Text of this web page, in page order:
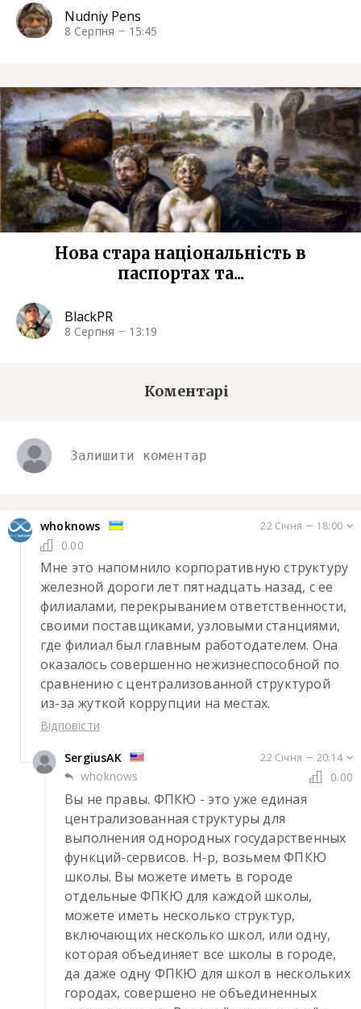
Nudniy Pens
8 Серпня 15:45
Нова стара національність в
паспортах та...
BlackPR
8 Серпня 13:19
Коментарі
whoknows 22 Січня 18:00
0.00
Мне это напомнило корпоративную структуру
железной дороги лет пятнадцать назад, с ее
филиалами, перекрыванием ответственности,
своими поставщиками, узловыми станциями,
где филиал был главным работодателем. Она
оказалось совершенно нежизнеспособной по
сравнению с централизованной структурой
из-за жуткой коррупции на местах.
Відповісти
SergiusAK 22 Січня 20:14
whoknows 0.00
Вы не правы. ФПКЮ - это уже единая
централизованная структуры для
выполнения однородных государственных
функций-сервисов. Н-р, возьмем ФПКЮ
школы. Вы можете иметь в городе
отдельные ФПКЮ для каждой школы,
можете иметь несколько структур,
включающих несколько школ, или одну,
которая объединяет все школы в городе,
да даже одну ФПКЮ для школ в нескольких
городах, совершено не объединенных